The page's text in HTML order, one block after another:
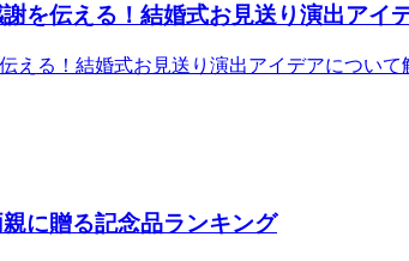
を伝える！結婚式お見送り演出アイ
える！結婚式お見送り演出アイデアについ
に贈る記念品ランキング